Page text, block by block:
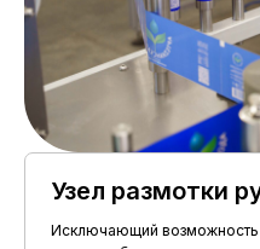
Узел размотки
Исключающий возможность